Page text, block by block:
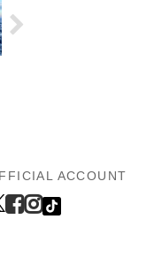
ACCOUNT